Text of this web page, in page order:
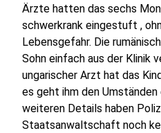
Ärzte hatten das sechs
schwerkrank eingestuft ,
Lebensgefahr. Die
Sohn einfach aus der Klinik
ungarischer Arzt hat das
es geht ihm den
weiteren Details haben
Staatsanwaltschaft noch